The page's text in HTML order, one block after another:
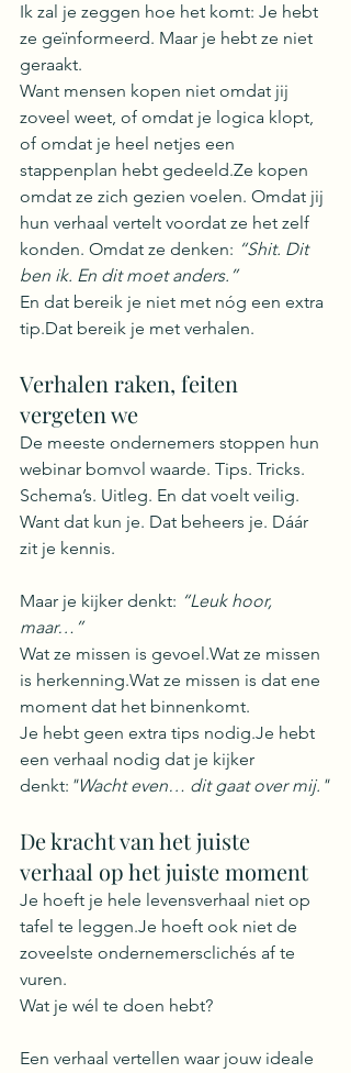
Ik zal je zeggen hoe het komt: Je hebt
ze geïnformeerd. Maar je hebt ze niet
geraakt.
Want mensen kopen niet omdat jij
zoveel weet, of omdat je logica klopt,
of omdat je heel netjes een
stappenplan hebt gedeeld.Ze kopen
omdat ze zich gezien voelen. Omdat jij
hun verhaal vertelt voordat ze het zelf
konden. Omdat ze denken: “Shit. Dit
ben ik. En dit moet anders.”
En dat bereik je niet met nóg een extra
tip.Dat bereik je met verhalen.
Verhalen raken, feiten
vergeten we
De meeste ondernemers stoppen hun
webinar bomvol waarde. Tips. Tricks.
Schema’s. Uitleg. En dat voelt veilig.
Want dat kun je. Dat beheers je. Dáár
zit je kennis.
Maar je kijker denkt: “Leuk hoor,
maar…”
Wat ze missen is gevoel.Wat ze missen
is herkenning.Wat ze missen is dat ene
moment dat het binnenkomt.
Je hebt geen extra tips nodig.Je hebt
een verhaal nodig dat je kijker
denkt: "Wacht even… dit gaat over mij."
De kracht van het juiste
verhaal op het juiste moment
Je hoeft je hele levensverhaal niet op
tafel te leggen.Je hoeft ook niet de
zoveelste ondernemersclichés af te
vuren.
Wat je wél te doen hebt?
Een verhaal vertellen waar jouw ideale